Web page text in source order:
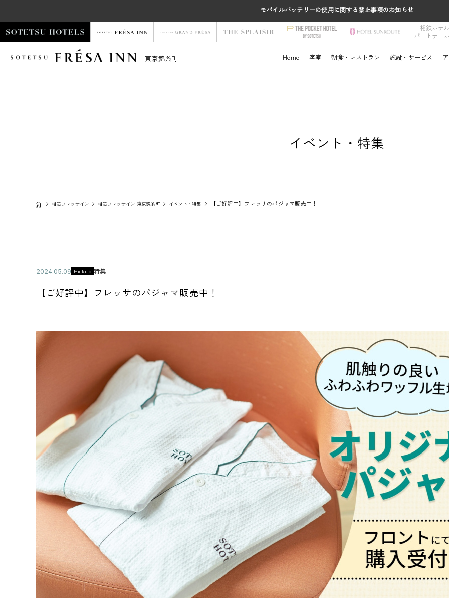
モバイルバッテリーの使用に関する禁止事項のお知らせ
相鉄ホテ
パートナー
東京錦糸町 Home 客室 朝食・レストラン 施設・サービス
イベント・特集
相鉄フレッサイン 相鉄フレッサイン 東京錦糸町 イベント・特集 【ご好評中】フレッサのパジャマ販売中！
【ご好評中】フレッサのパジャマ販売中！
公
2
0
月
カ
ー
Pickup 特集